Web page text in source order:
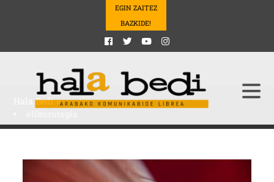
EGIN ZAITEZ
BAZKIDE!
Hala Bedi>